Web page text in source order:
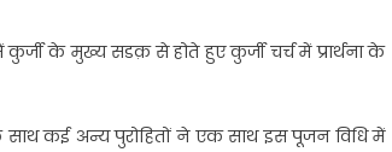
के मुख्य सडक़ से होते हुए कुर्जी चर्च में प्रार्थना के
कई अन्य पुरोहितों ने एक साथ इस पूजन विधि में